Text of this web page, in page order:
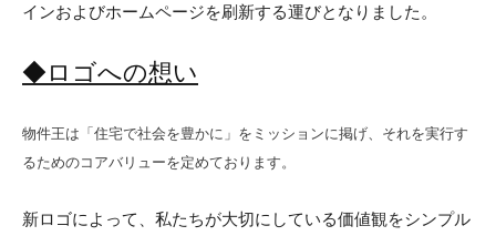
インおよびホームページを刷新する運びとなりました。
◆ロゴへの想い
物件王は「住宅で社会を豊かに」をミッションに掲げ、それを実行す
るためのコアバリューを定めております。
新ロゴによって、私たちが大切にしている価値観をシンプル